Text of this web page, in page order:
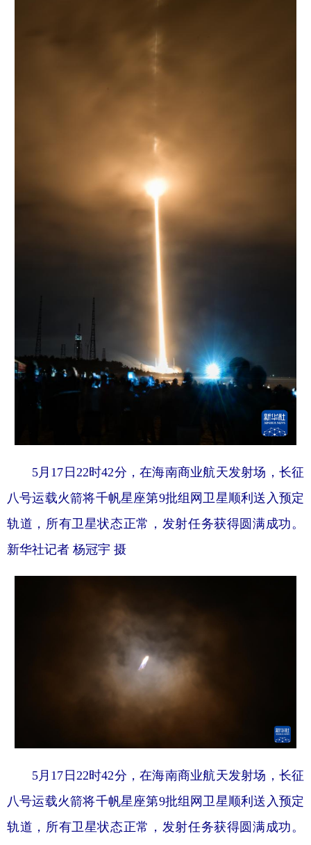
5月17日22时42分，在海南商业航天发射场，长征
八号运载火箭将千帆星座第9批组网卫星顺利送入预定
轨道，所有卫星状态正常，发射任务获得圆满成功。
新华社记者 杨冠宇 摄
5月17日22时42分，在海南商业航天发射场，长征
八号运载火箭将千帆星座第9批组网卫星顺利送入预定
轨道，所有卫星状态正常，发射任务获得圆满成功。